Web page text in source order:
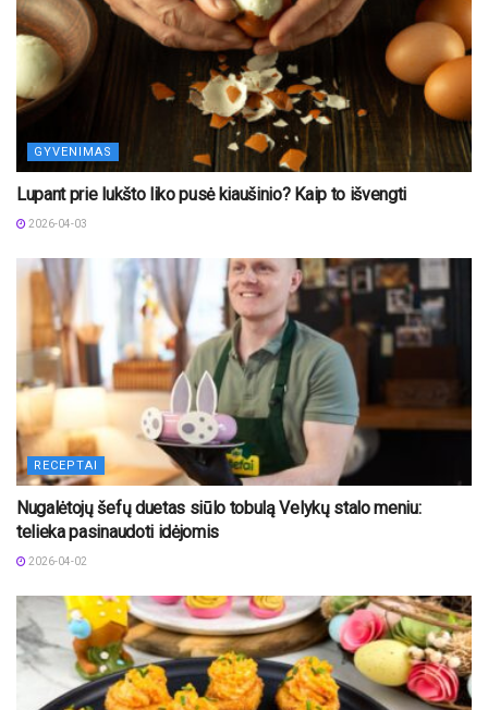
GYVENIMAS
Lupant prie lukšto liko pusė kiaušinio? Kaip to išvengti
2026-04-03
RECEPTAI
Nugalėtojų šefų duetas siūlo tobulą Velykų stalo meniu:
telieka pasinaudoti idėjomis
2026-04-02